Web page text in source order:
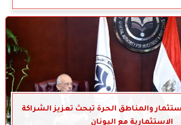
والمناطق الحرة تبحث تعزيز الشراكة
الاستثمارية مع اليونان